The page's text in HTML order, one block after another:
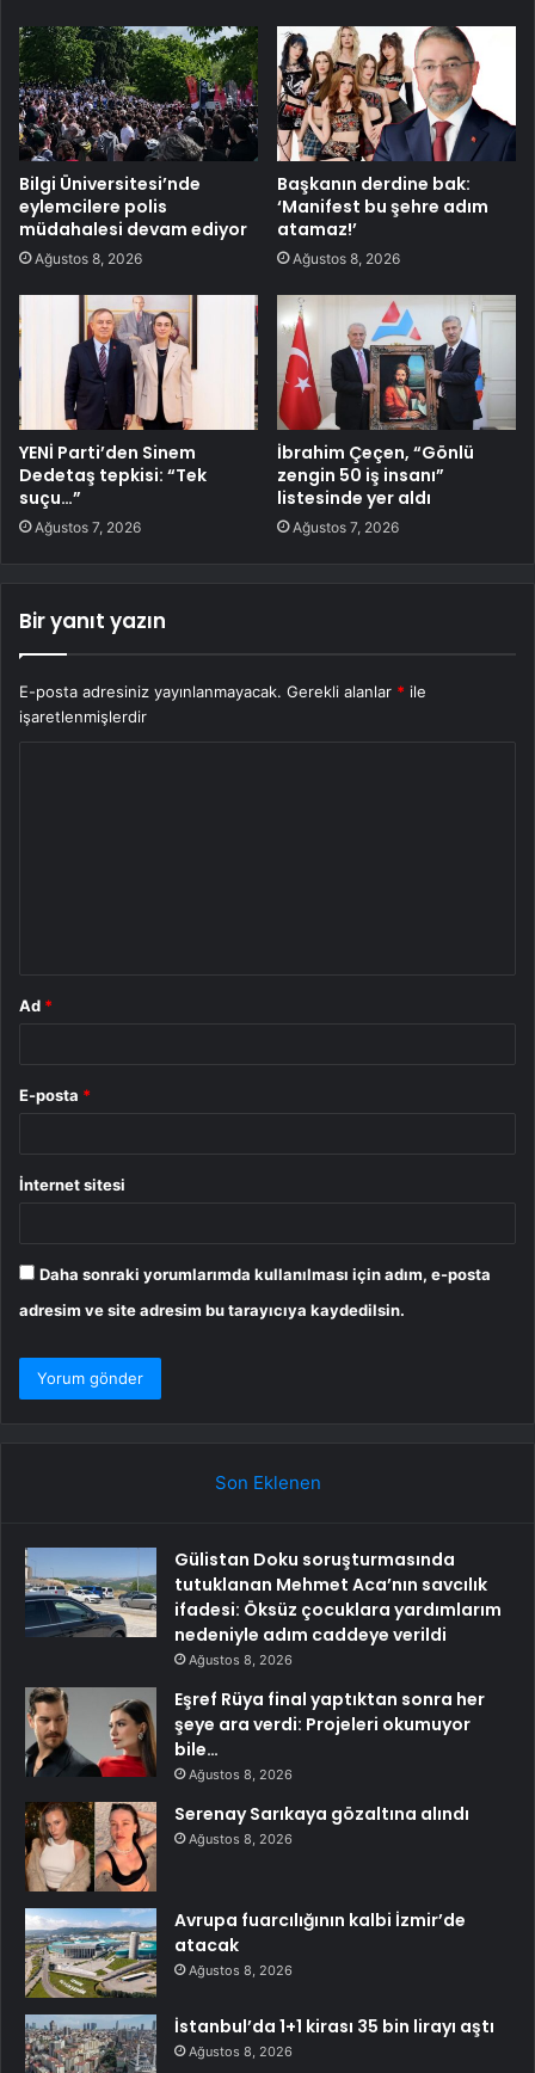
Bilgi Üniversitesi’nde
eylemcilere polis
müdahalesi devam ediyor
Ağustos 8, 2026
Başkanın derdine bak:
‘Manifest bu şehre adım
atamaz!’
Ağustos 8, 2026
YENİ Parti’den Sinem
Dedetaş tepkisi: “Tek
suçu…”
Ağustos 7, 2026
İbrahim Çeçen, “Gönlü
zengin 50 iş insanı”
listesinde yer aldı
Ağustos 7, 2026
Bir yanıt yazın
E-posta adresiniz yayınlanmayacak. Gerekli alanlar * ile
işaretlenmişlerdir
Ad *
E-posta *
İnternet sitesi
Daha sonraki yorumlarımda kullanılması için adım, e-posta
adresim ve site adresim bu tarayıcıya kaydedilsin.
Son Eklenen
Gülistan Doku soruşturmasında
tutuklanan Mehmet Aca’nın savcılık
ifadesi: Öksüz çocuklara yardımlarım
nedeniyle adım caddeye verildi
Ağustos 8, 2026
Eşref Rüya final yaptıktan sonra her
şeye ara verdi: Projeleri okumuyor
bile…
Ağustos 8, 2026
Serenay Sarıkaya gözaltına alındı
Ağustos 8, 2026
Avrupa fuarcılığının kalbi İzmir’de
atacak
Ağustos 8, 2026
İstanbul’da 1+1 kirası 35 bin lirayı aştı
Ağustos 8, 2026